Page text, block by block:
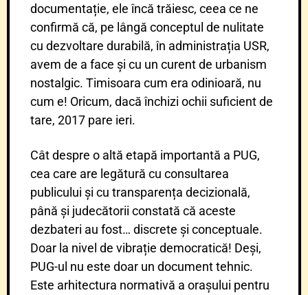
documentație, ele încă trăiesc, ceea ce ne
confirmă că, pe lângă conceptul de nulitate
cu dezvoltare durabilă, în administrația USR,
avem de a face și cu un curent de urbanism
nostalgic. Timisoara cum era odinioară, nu
cum e! Oricum, dacă închizi ochii suficient de
tare, 2017 pare ieri.
Cât despre o altă etapă importantă a PUG,
cea care are legătură cu consultarea
publicului și cu transparența decizională,
până și judecătorii constată că aceste
dezbateri au fost… discrete și conceptuale.
Doar la nivel de vibrație democratică! Deși,
PUG-ul nu este doar un document tehnic.
Este arhitectura normativă a orașului pentru